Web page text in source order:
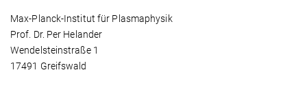
Max-Planck-Institut für Plasmaphysik
Prof. Dr. Per Helander
Wendelsteinstraße 1
17491 Greifswald